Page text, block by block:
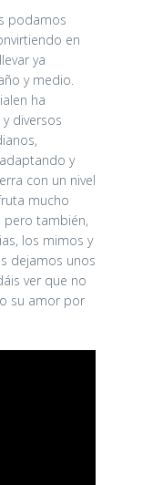
podamos
en
ya
y medio.
ha
diversos
y
con un nivel
mucho
pero también,
los mimos y
dejamos unos
ver que no
su amor por